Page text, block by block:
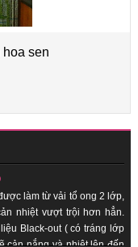
hoa sen
làm từ vải tổ ong 2 lớp,
nhiệt vượt trội hơn hẳn.
Black-out ( có tráng lớp
cản nắng và nhiệt lên đến